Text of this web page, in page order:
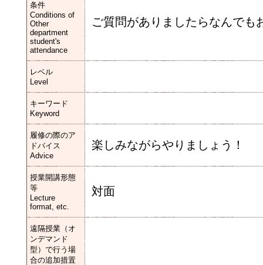
条件
Conditions of
Other
department
student's
attendance
ご質問がありましたらなんでも
レベル
Level
キーワード
Keyword
履修の際のア
ドバイス
Advice
楽しみながらやりましょう！
授業開講形態
等
Lecture
format, etc.
対面
遠隔授業（オ
ンデマンド
型）で行う場
合の追加措置